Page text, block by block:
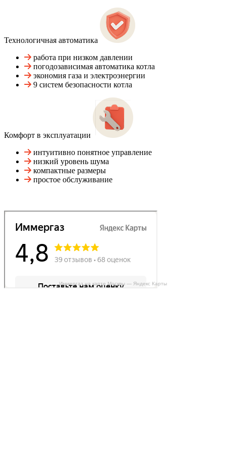
Технологичная автоматика
работа при низком давлении
погодозависимая автоматика котла
экономия газа и электроэнергии
9 систем безопасности котла
Комфорт в эксплуатации
интуитивно понятное управление
низкий уровень шума
компактные размеры
простое обслуживание
Иммергаз на карте Москвы — Яндекс Карты